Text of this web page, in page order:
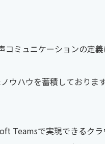
ミュニケーションの定
ウハウを蓄積しておりま
Teamsで実現できるクラ